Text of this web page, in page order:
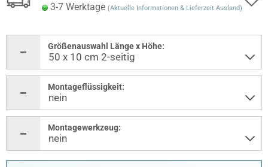
3-7 Werktage (Aktuelle Informationen & Lieferzeit Ausland)
Größenauswahl Länge x Höhe:
Montageflüssigkeit:
Montagewerkzeug: